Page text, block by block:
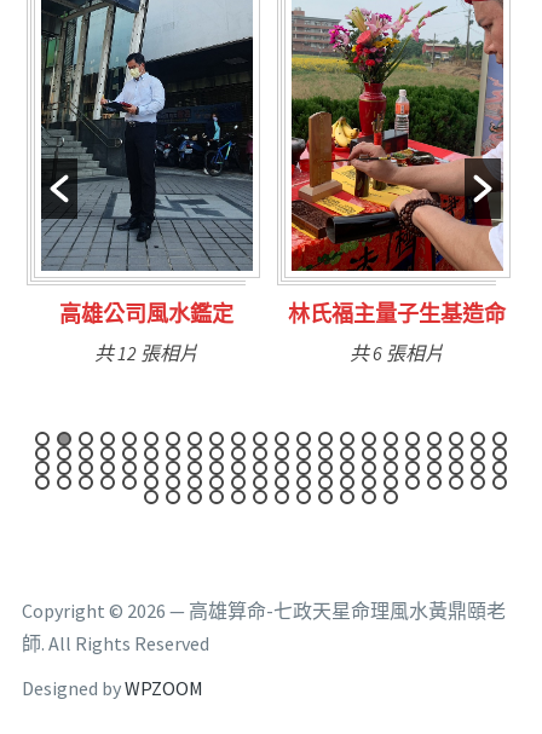
林氏福主量子生基造命
共 6 張相片
台南永康風水鑑定
共 9 張相片
Copyright © 2026 — 高雄算命-七政天星命理風水黃鼎頤老
師. All Rights Reserved
Designed byWPZOOM